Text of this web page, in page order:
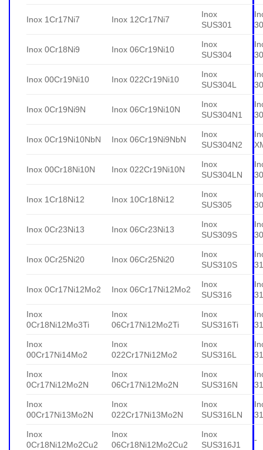
Inox 1Cr17Ni7 Inox 12Cr17Ni7
Inox
SUS301
Inox 0Cr18Ni9 Inox 06Cr19Ni10
Inox
SUS304
Inox 00Cr19Ni10 Inox 022Cr19Ni10
Inox
SUS304L
Inox 0Cr19Ni9N Inox 06Cr19Ni10N
Inox
SUS304N1
Inox 0Cr19Ni10NbN Inox 06Cr19Ni9NbN
Inox
SUS304N2
Inox 00Cr18Ni10N Inox 022Cr19Ni10N
Inox
SUS304LN
Inox 1Cr18Ni12 Inox 10Cr18Ni12
Inox
SUS305
Inox 0Cr23Ni13 Inox 06Cr23Ni13
Inox
SUS309S
Inox 0Cr25Ni20 Inox 06Cr25Ni20
Inox
SUS310S
Inox 0Cr17Ni12Mo2 Inox 06Cr17Ni12Mo2
Inox
SUS316
Inox
0Cr18Ni12Mo3Ti
Inox
06Cr17Ni12Mo2Ti
Inox
SUS316Ti
Inox
00Cr17Ni14Mo2
Inox
022Cr17Ni12Mo2
Inox
SUS316L
Inox
0Cr17Ni12Mo2N
Inox
06Cr17Ni12Mo2N
Inox
SUS316N
Inox
00Cr17Ni13Mo2N
Inox
022Cr17Ni13Mo2N
Inox
SUS316LN
Inox
0Cr18Ni12Mo2Cu2
Inox
06Cr18Ni12Mo2Cu2
Inox
SUS316J1
-